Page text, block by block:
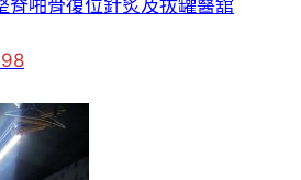
脊啪骨復位針炙及拔罐醫舘